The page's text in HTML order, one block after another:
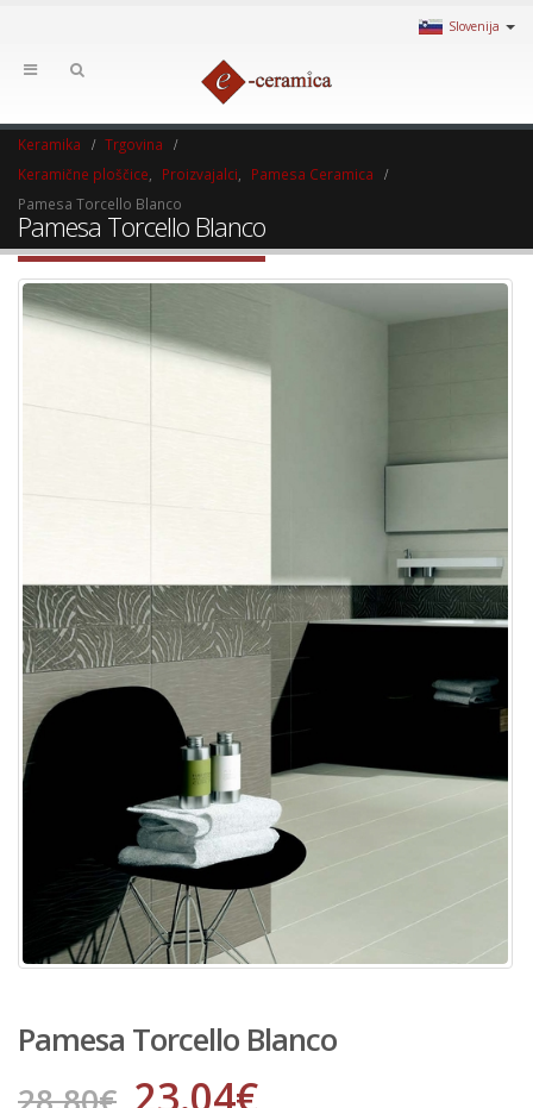
Slovenija
Keramika
Trgovina
Keramične ploščice
Proizvajalci
Pamesa Ceramica
Pamesa Torcello Blanco
Pamesa Torcello Blanco
Pamesa Torcello Blanco